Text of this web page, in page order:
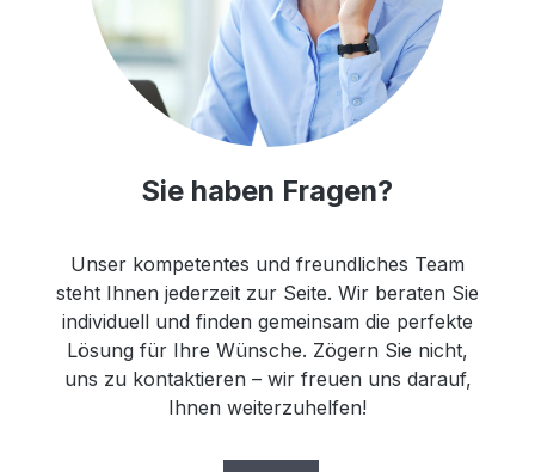
Sie haben Fragen?
Unser kompetentes und freundliches Team
steht Ihnen jederzeit zur Seite. Wir beraten Sie
individuell und finden gemeinsam die perfekte
Lösung für Ihre Wünsche. Zögern Sie nicht,
uns zu kontaktieren – wir freuen uns darauf,
Ihnen weiterzuhelfen!